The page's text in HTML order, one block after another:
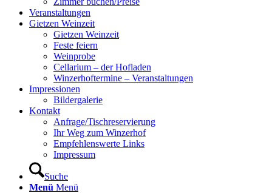
Veranstaltungen
Gietzen Weinzeit
Gietzen Weinzeit
Feste feiern
Weinprobe
Cellarium – der Hofladen
Winzerhoftermine – Veranstaltungen
Impressionen
Bildergalerie
Kontakt
Anfrage/Tischreservierung
Ihr Weg zum Winzerhof
Empfehlenswerte Links
Impressum
Suche
Menü Menü